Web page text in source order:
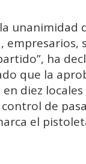
la
empresarios,
ha
que la
diez
de
el